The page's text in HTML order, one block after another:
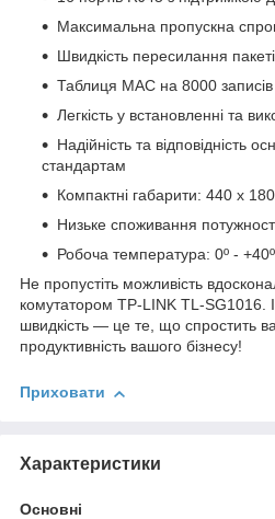
Максимальна пропускна
Швидкість пересилання
Таблиця MAC на 8000 записів
Легкість у встановленні та
Надійність та відповідність
стандартам
Компактні габарити: 440 x
Низьке споживання
Робоча температура: 0º -
Не пропустіть можливість
комутатором TP-LINK TL-SG1016.
швидкість — це те, що спростить
продуктивність вашого бізнесу!
Приховати
Характеристики
Основні